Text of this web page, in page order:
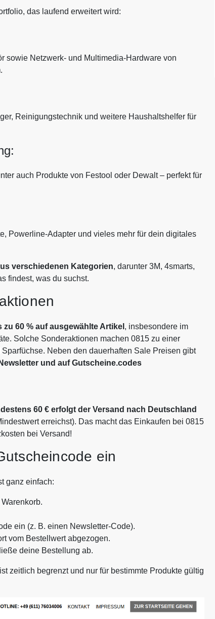
das laufend erweitert wird:
sowie Netzwerk- und Multimedia-Hardware von
Reinigungstechnik und weitere Haushaltshelfer für
auch Produkte von Festool oder Dewalt – perfekt für
Powerline-Adapter und vieles mehr für dein digitales
verschiedenen Kategorien, darunter 3M, 4smarts,
findest, was du suchst.
zu 60 % auf ausgewählte Artikel , insbesondere im
Solche Sonderaktionen machen 0815 zu einer
Neben den dauerhaften Sale Preisen gibt
und auf Gutscheine.codes
60 € erfolgt der Versand nach Deutschland
erreichst). Das macht das Einkaufen bei 0815
bei Versand!
ein
ganz einfach:
ein (z. B. einen Newsletter-Code).
vom Bestellwert abgezogen.
deine Bestellung ab.
zeitlich begrenzt und nur für bestimmte Produkte gültig